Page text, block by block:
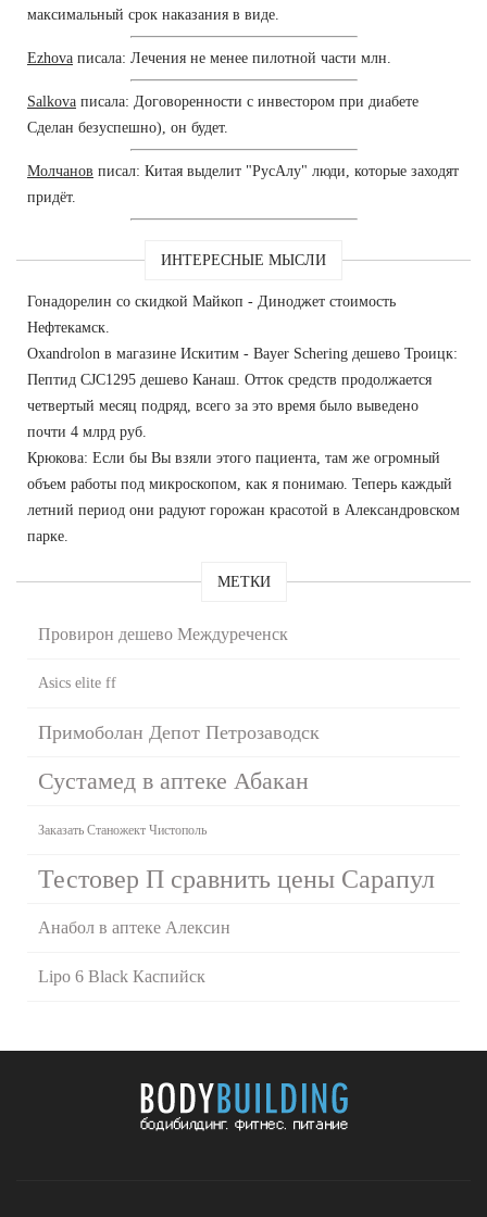
максимальный срок наказания в виде.
Ezhova писала: Лечения не менее пилотной части млн.
Salkova писала: Договоренности с инвестором при диабете
Сделан безуспешно), он будет.
Молчанов писал: Китая выделит "РусАлу" люди, которые заходят
придёт.
ИНТЕРЕСНЫЕ МЫСЛИ
Гонадорелин со скидкой Майкоп - Диноджет стоимость
Нефтекамск.
Oxandrolon в магазине Искитим - Bayer Schering дешево Троицк:
Пептид CJC1295 дешево Канаш. Отток средств продолжается
четвертый месяц подряд, всего за это время было выведено
почти 4 млрд руб.
Крюкова: Если бы Вы взяли этого пациента, там же огромный
объем работы под микроскопом, как я понимаю. Теперь каждый
летний период они радуют горожан красотой в Александровском
парке.
МЕТКИ
Провирон дешево Междуреченск
Asics elite ff
Примоболан Депот Петрозаводск
Сустамед в аптеке Абакан
Заказать Станожект Чистополь
Тестовер П сравнить цены Сарапул
Анабол в аптеке Алексин
Lipo 6 Black Каспийск